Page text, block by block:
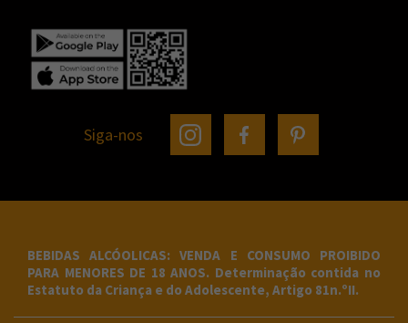
Siga-nos
BEBIDAS ALCÓOLICAS: VENDA E CONSUMO PROIBIDO
PARA MENORES DE 18 ANOS. Determinação contida no
Estatuto da Criança e do Adolescente, Artigo 81n.ºII.